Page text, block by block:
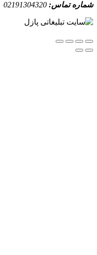
تماس:02191304320